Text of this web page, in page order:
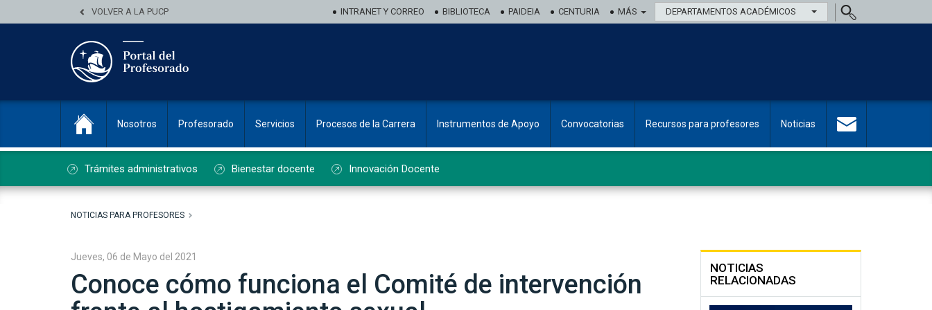
VOLVER A LA PUCP INTRANET Y CORREO BIBLIOTECA PAIDEIA CENTURIA MÁS DEPARTAMENTOS ACADÉMICOS
Nosotros Profesorado Servicios Procesos de la Carrera Instrumentos de Apoyo Convocatorias Recursos para profesores Noticias
Trámites administrativos Bienestar docente Innovación Docente
NOTICIAS PARA PROFESORES
Jueves, 06 de Mayo del 2021
Conoce cómo funciona el Comité de intervención
NOTICIAS
RELACIONADAS